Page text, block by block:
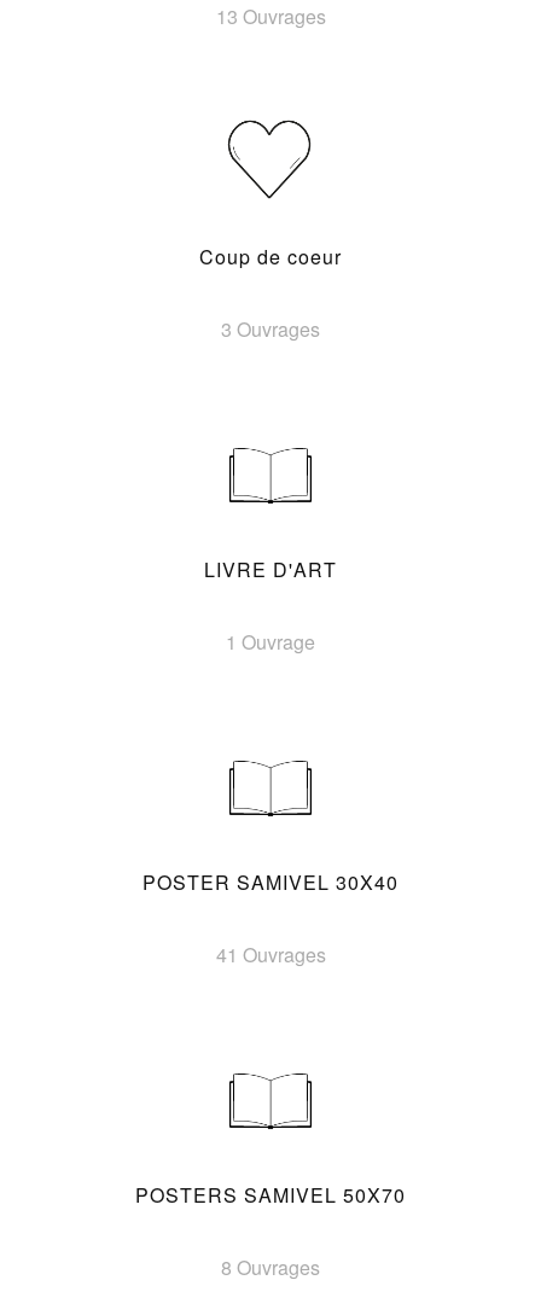
13 Ouvrages
Coup de coeur
3 Ouvrages
LIVRE D'ART
1 Ouvrage
POSTER SAMIVEL 30X40
41 Ouvrages
POSTERS SAMIVEL 50X70
8 Ouvrages